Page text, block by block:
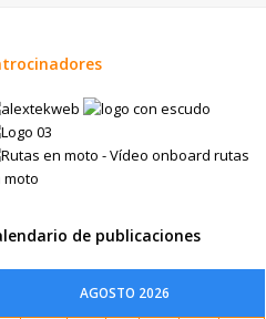
de publicaciones
AGOSTO 2026